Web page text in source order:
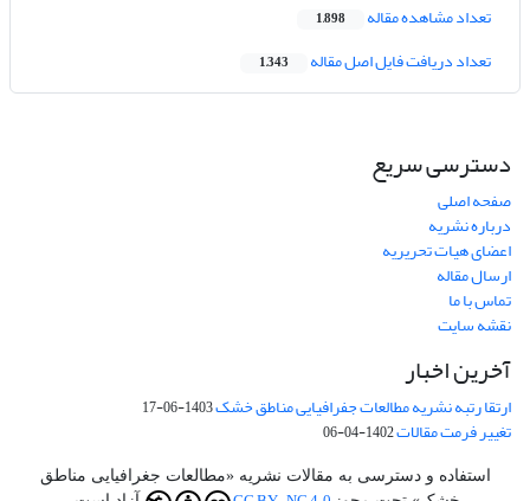
تعداد مشاهده مقاله 1,898
تعداد دریافت فایل اصل مقاله 1,343
دسترسی سریع
صفحه اصلی
درباره نشریه
اعضای هیات تحریریه
ارسال مقاله
تماس با ما
نقشه سایت
آخرین اخبار
ارتقا رتبه نشریه مطالعات جفرافیایی مناطق خشک1403-06-17
تغییر فرمت مقالات1402-04-06
استفاده و دسترسی به مقالات نشریه «مطالعات جغرافیایی مناطق